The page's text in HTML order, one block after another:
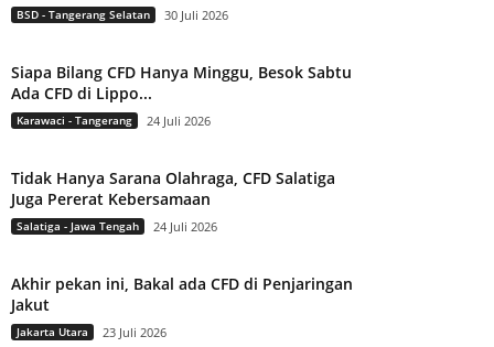
BSD - Tangerang Selatan 30 Juli 2026
Siapa Bilang CFD Hanya Minggu, Besok Sabtu
Ada CFD di Lippo...
Karawaci - Tangerang 24 Juli 2026
Tidak Hanya Sarana Olahraga, CFD Salatiga
Juga Pererat Kebersamaan
Salatiga - Jawa Tengah 24 Juli 2026
Akhir pekan ini, Bakal ada CFD di Penjaringan
Jakut
Jakarta Utara 23 Juli 2026